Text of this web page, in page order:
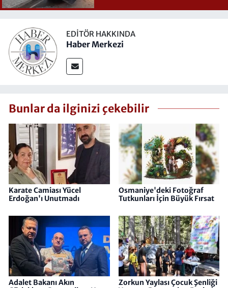
EDITÖR HAKKINDA
Haber Merkezi
Bunlar da ilginizi çekebilir
Karate Camiası Yücel
Erdoğan'ı Unutmadı
Osmaniye'deki Fotoğraf
Tutkunları İçin Büyük Fırsat
Adalet Bakanı Akın
Zorkun Yaylası Çocuk Şenliği